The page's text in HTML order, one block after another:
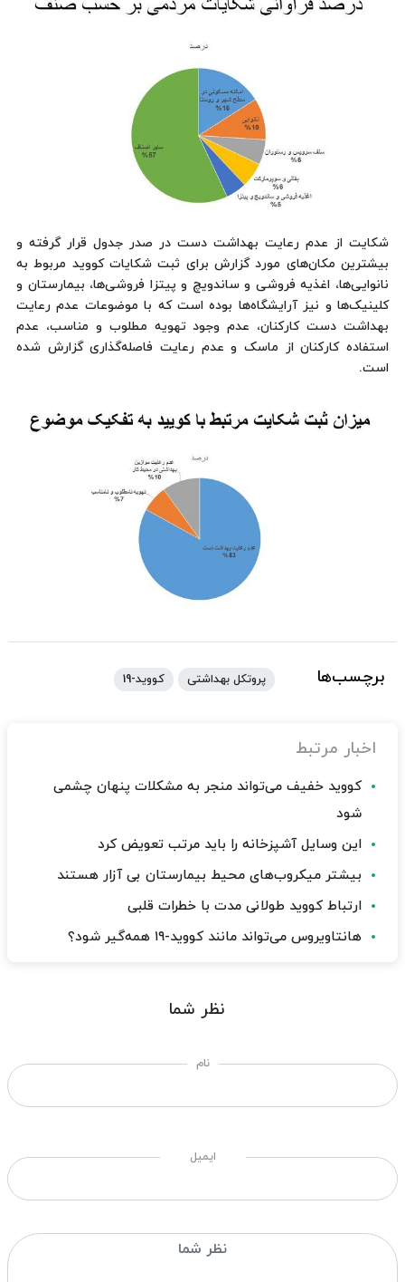
شکایت از عدم رعایت بهداشت دست در صدر جدول قرار گرفته و
بیشترین مکان‌های مورد گزارش برای ثبت شکایات کووید مربوط به
نانوایی‌ها، اغذیه فروشی و ساندویچ و پیتزا فروشی‌ها، بیمارستان و
کلینیک‌ها و نیز آرایشگاه‌ها بوده است که با موضوعات عدم رعایت
بهداشت دست کارکنان، عدم وجود تهویه مطلوب و مناسب، عدم
استفاده کارکنان از ماسک و عدم رعایت فاصله‌گذاری گزارش شده
است.
برچسب‌ها پروتکل بهداشتی کووید-19
اخبار مرتبط
کووید خفیف می‌تواند منجر به مشکلات پنهان چشمی
شود
این وسایل آشپزخانه را باید مرتب تعویض کرد
بیشتر میکروب‌های محیط بیمارستان بی آزار هستند
ارتباط کووید طولانی مدت با خطرات قلبی
هانتاویروس می‌تواند مانند کووید-۱۹ همه‌گیر شود؟
نظر شما
نام
ایمیل